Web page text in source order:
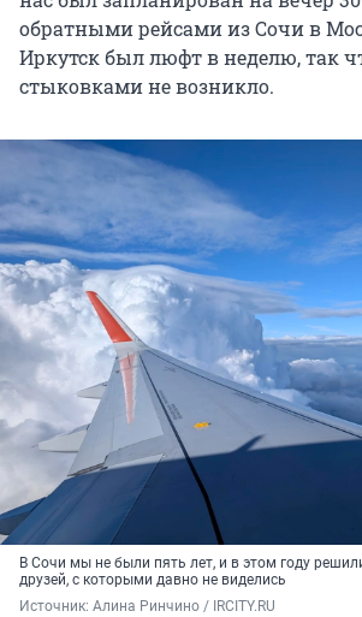
обратными рейсами из Сочи в
Иркутск был люфт в неделю, так
стыковками не возникло.
В Сочи мы не были пять лет, и в этом году
друзей, с которыми давно не виделись
Источник: Алина Ринчино / IRCITY.RU